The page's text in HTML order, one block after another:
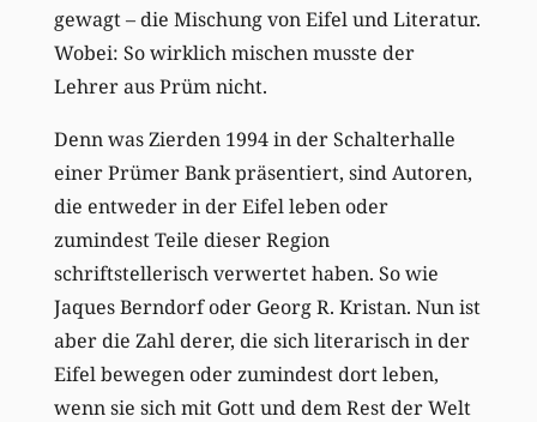
gewagt – die Mischung von Eifel und Literatur.
Wobei: So wirklich mischen musste der
Lehrer aus Prüm nicht.
Denn was Zierden 1994 in der Schalterhalle
einer Prümer Bank präsentiert, sind Autoren,
die entweder in der Eifel leben oder
zumindest Teile dieser Region
schriftstellerisch verwertet haben. So wie
Jaques Berndorf oder Georg R. Kristan. Nun ist
aber die Zahl derer, die sich literarisch in der
Eifel bewegen oder zumindest dort leben,
wenn sie sich mit Gott und dem Rest der Welt